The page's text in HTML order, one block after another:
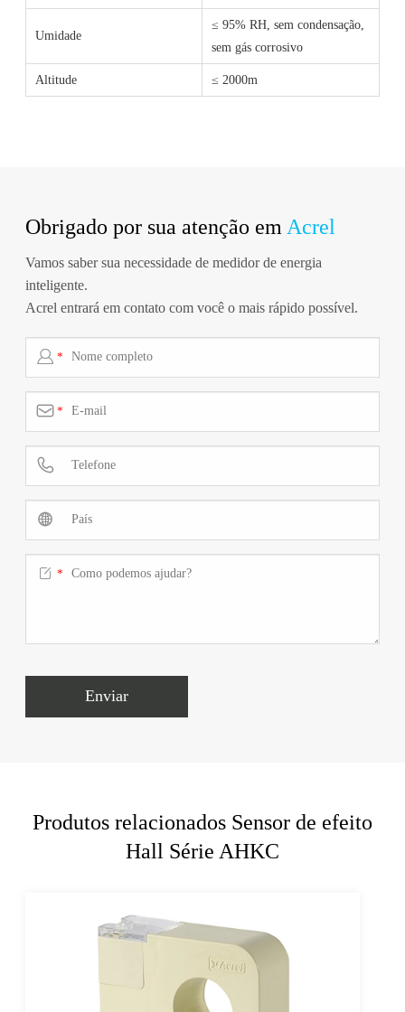
Umidade
≤ 95% RH, sem condensação,
sem gás corrosivo
Altitude ≤ 2000m
Obrigado por sua atenção em Acrel
Vamos saber sua necessidade de medidor de energia
inteligente.
Acrel entrará em contato com você o mais rápido possível.
*
*


*
Enviar
Produtos relacionados Sensor de efeito
Hall Série AHKC